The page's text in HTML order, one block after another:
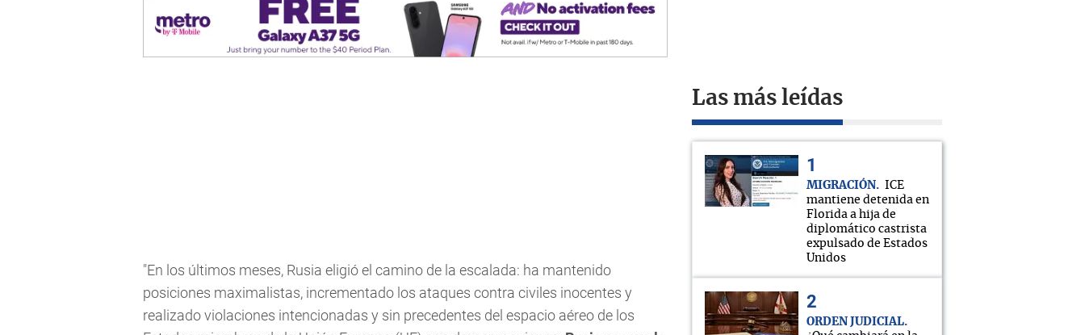
"En los últimos meses, Rusia eligió el camino de la escalada: ha mantenido
posiciones maximalistas, incrementado los ataques contra civiles inocentes y
realizado violaciones intencionadas y sin precedentes del espacio aéreo de los
Las más leídas
MIGRACIÓN
ICE
mantiene detenida en
Florida a hija de
diplomático castrista
expulsado de Estados
Unidos
ORDEN JUDICIAL